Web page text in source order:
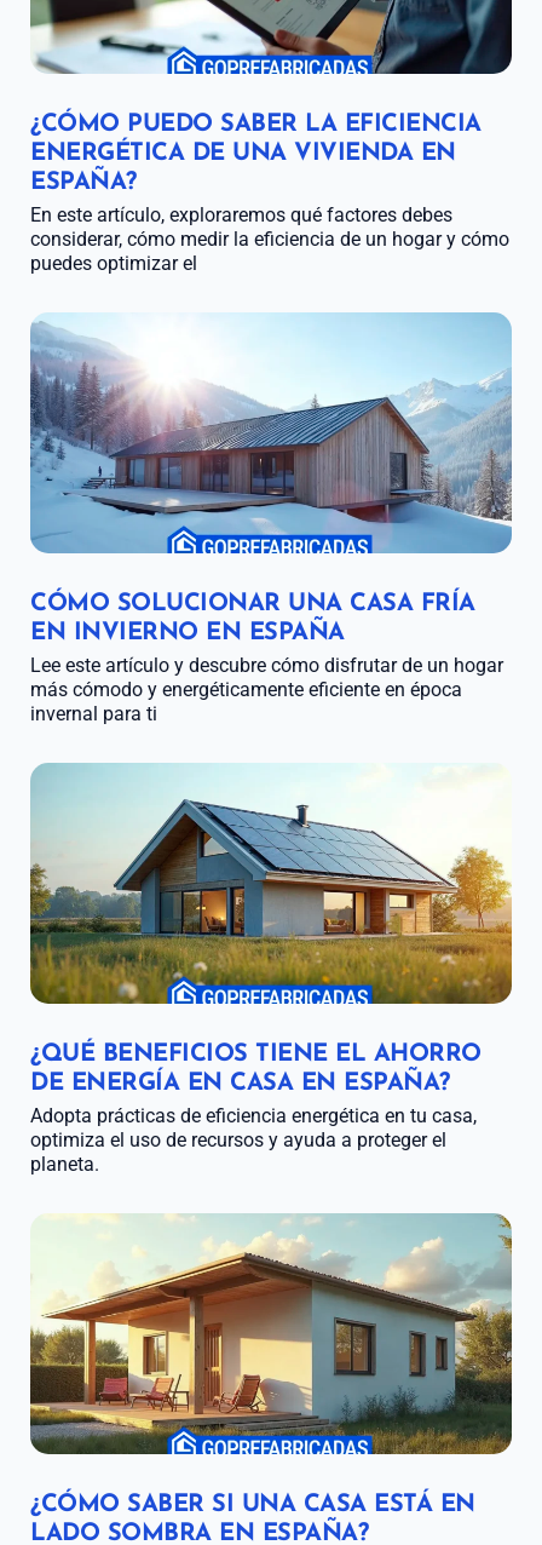
¿CÓMO PUEDO SABER LA EFICIENCIA
ENERGÉTICA DE UNA VIVIENDA EN
ESPAÑA?
En este artículo, exploraremos qué factores debes
considerar, cómo medir la eficiencia de un hogar y cómo
puedes optimizar el
CÓMO SOLUCIONAR UNA CASA FRÍA
EN INVIERNO EN ESPAÑA
Lee este artículo y descubre cómo disfrutar de un hogar
más cómodo y energéticamente eficiente en época
invernal para ti
¿QUÉ BENEFICIOS TIENE EL AHORRO
DE ENERGÍA EN CASA EN ESPAÑA?
Adopta prácticas de eficiencia energética en tu casa,
optimiza el uso de recursos y ayuda a proteger el
planeta.
¿CÓMO SABER SI UNA CASA ESTÁ EN
LADO SOMBRA EN ESPAÑA?